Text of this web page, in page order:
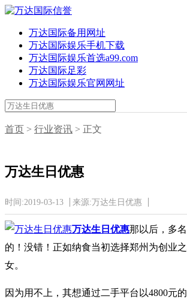
万达国际备用网址
万达国际娱乐手机下载
万达国际娱乐首选a99.com
万达国际足彩
万达国际娱乐官网网址
首页 > 行业资讯 > 正文
万达生日优惠
时间:2019-03-13 来源:万达生日优惠
万达生日优惠那以后，多
的！没错！正如纳食当初选择郑州为创业
女。
因为用不上，其想通过二手平台以4800元